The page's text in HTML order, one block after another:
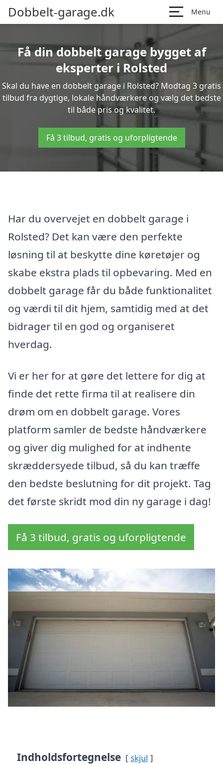
Dobbelt-garage.dk Menu
Få din dobbelt garage bygget af
eksperter i Rolsted
Skal du have en dobbelt garage i Rolsted? Modtag 3 gratis
tilbud fra dygtige, lokale håndværkere og vælg det bedste
til både pris og kvalitet.
Få 3 tilbud, gratis og uforpligtende
Har du overvejet en dobbelt garage i
Rolsted? Det kan være den perfekte
løsning til at beskytte dine køretøjer og
skabe ekstra plads til opbevaring. Med en
dobbelt garage får du både funktionalitet
og værdi til dit hjem, samtidig med at det
bidrager til en god og organiseret
hverdag.
Vi er her for at gøre det lettere for dig at
finde det rette firma til at realisere din
drøm om en dobbelt garage. Vores
platform samler de bedste håndværkere
og giver dig mulighed for at indhente
skræddersyede tilbud, så du kan træffe
den bedste beslutning for dit projekt. Tag
det første skridt mod din ny garage i dag!
Få 3 tilbud, gratis og uforpligtende
Indholdsfortegnelse skjul